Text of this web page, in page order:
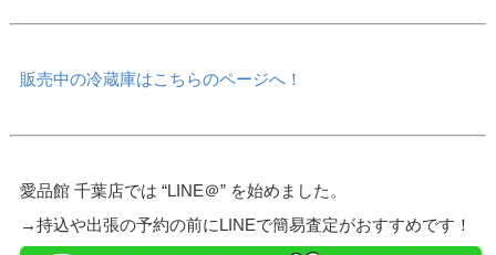
販売中の冷蔵庫はこちらのページへ！
愛品館 千葉店では “LINE＠” を始めました。
→持込や出張の予約の前にLINEで簡易査定がおすすめです！